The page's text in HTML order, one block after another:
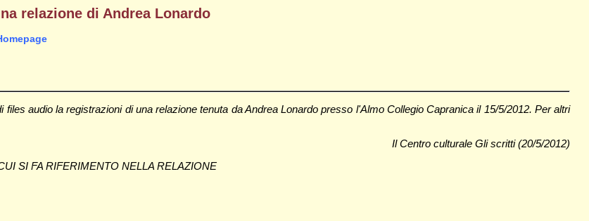
relazione di Andrea Lonardo
audio la registrazioni di una relazione tenuta da Andrea Lonardo presso l'Almo Collegio Capranica il 15/5/2012. Per altri
Il Centro culturale Gli scritti (20/5/2012)
SI FA RIFERIMENTO NELLA RELAZIONE